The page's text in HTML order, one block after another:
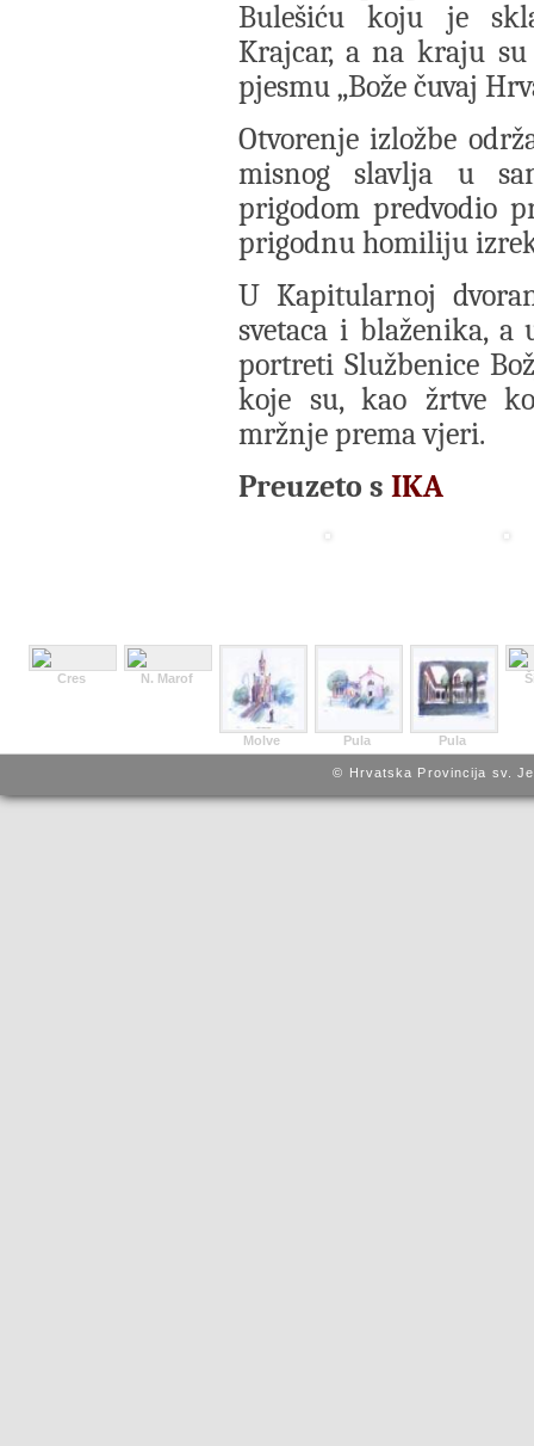
Bulešiću koju je
Krajcar, a na kraju
pjesmu „Bože čuvaj
Otvorenje izložbe
misnog slavlja u
prigodom predvodio
prigodnu homiliju
U Kapitularnoj
svetaca i blaženika, a
portreti Službenice
koje su, kao žrtve
mržnje prema vjeri.
Preuzeto s IKA
Cres N. Marof
Molve Pula Pula
© Hrvatska Provincija sv.